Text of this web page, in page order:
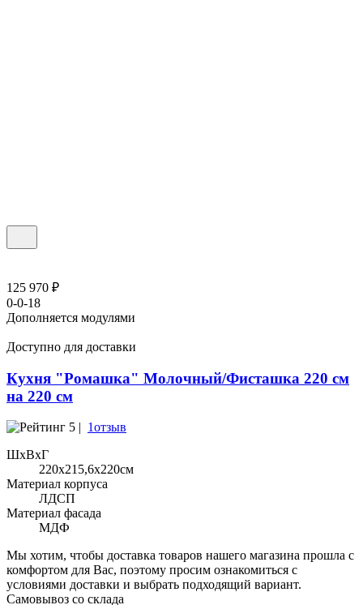
125 970 ₽
0-0-18
Дополняется модулями
Доступно для доставки
Кухня "Ромашка" Молочный/Фисташка 220 см
на 220 см
5 | 1отзыв
ШхВхГ
220x215,6х220см
Материал корпуса
ЛДСП
Материал фасада
МДФ
Мы хотим, чтобы доставка товаров нашего магазина прошла с
комфортом для Вас, поэтому просим ознакомиться с
условиями доставки и выбрать подходящий вариант.
Самовывоз со склада